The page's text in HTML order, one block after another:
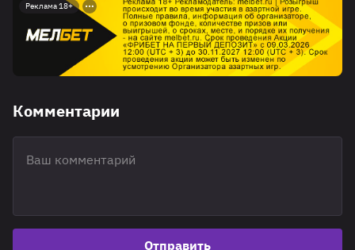
Реклама 18+
Комментарии
Отправить